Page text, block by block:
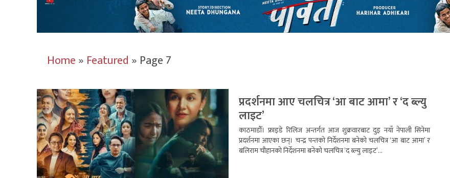
Home» Featured » Page 7
प्रदर्शनमा आए चलचित्र ‘आ बाट आमा’ र ‘द ब्ल्यु
लाइट’
काठमाडौँ। फ्राइडे रिलिज अन्तर्गत आज शुक्रवारबाट दुइ नयाँ नेपाली सिनेमा
प्रदर्शनमा आएका छन्। चन्द्र पन्तको निर्देशनमा बनेको चलचित्र ‘आ बाट आमा’ र
बलिराम चौहानको निर्देशनमा बनेको चलचित्र ‘द ब्ल्यु लाइट’...